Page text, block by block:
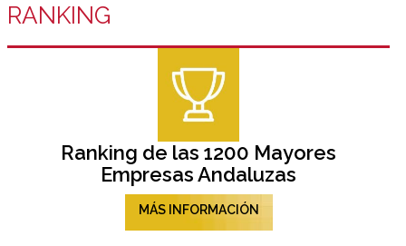
RANKING
Ranking de las 1200 Mayores
Empresas Andaluzas
MÁS INFORMACIÓN